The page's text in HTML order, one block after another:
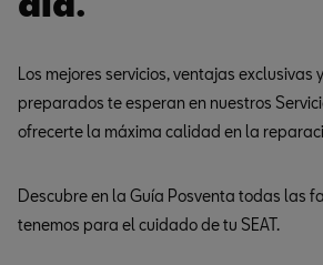
Los mejores servicios, ventajas exclusivas
preparados te esperan en nuestros
ofrecerte la máxima calidad en la
Descubre en la Guía Posventa todas las
tenemos para el cuidado de tu SEAT.